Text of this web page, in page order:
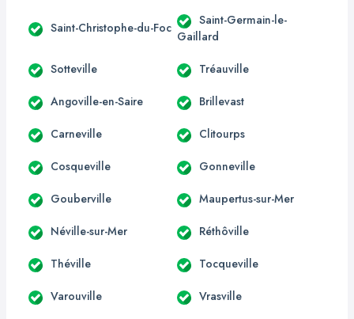
Saint-Christophe-du-Foc
Saint-Germain-le-
Gaillard
Sotteville Tréauville
Angoville-en-Saire Brillevast
Carneville Clitourps
Cosqueville Gonneville
Gouberville Maupertus-sur-Mer
Néville-sur-Mer Réthôville
Théville Tocqueville
Varouville Vrasville